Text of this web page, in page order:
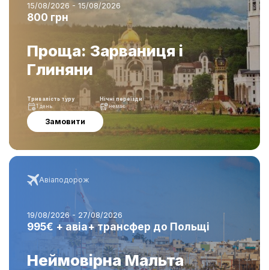
15/08/2026 - 15/08/2026
800 грн
Проща: Зарваниця і
Глиняни
Замовити
Тривалість туру
1 день
Нічні переїзди
немає
Авіаподорож
19/08/2026 - 27/08/2026
995€ + авіа+ трансфер до Польщі
Неймовірна Мальта